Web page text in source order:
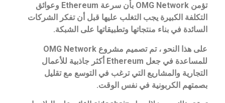
تؤمن OMG Network بأن سرعة Ethereum وعوائق
التكلفة الكبيرة يجب التغلب عليها قبل أن تفكر الشركات
السائدة في بناء منتجاتها وتطبيقاتها على الشبكة.
على هذا النحو ، تم تصميم مشروع OMG Network
للمساعدة في جعل Ethereum أكثر جاذبية للأعمال
التجارية والمشاريع التي ترغب في التوسع مع تقليل
بصمتهم الكربونية في نفس الوقت.